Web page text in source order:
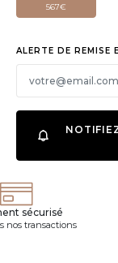
567€
ALERTE DE REMISE
sécurisé
nos transactions